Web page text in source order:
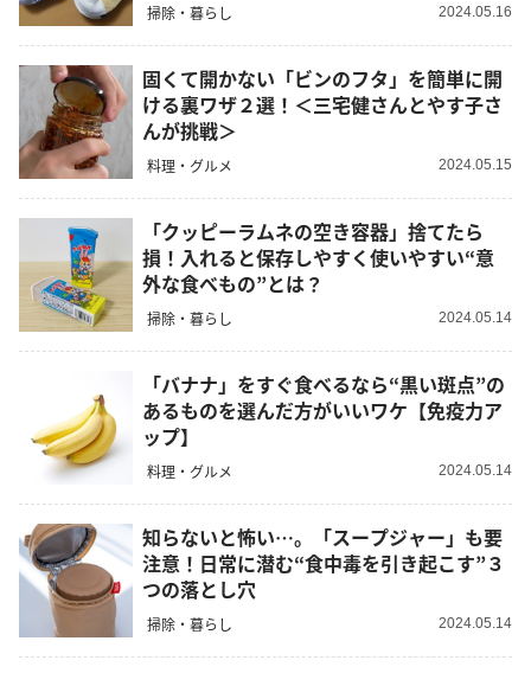
掃除・暮らし 2024.05.16
固くて開かない「ビンのフタ」を簡単に開
ける裏ワザ２選！＜三宅健さんとやす子さ
んが挑戦＞
料理・グルメ 2024.05.15
「クッピーラムネの空き容器」捨てたら
損！入れると保存しやすく使いやすい“意
外な食べもの”とは？
掃除・暮らし 2024.05.14
「バナナ」をすぐ食べるなら“黒い斑点”の
あるものを選んだ方がいいワケ【免疫力ア
ップ】
料理・グルメ 2024.05.14
知らないと怖い…。「スープジャー」も要
注意！日常に潜む“食中毒を引き起こす”３
つの落とし穴
掃除・暮らし 2024.05.14